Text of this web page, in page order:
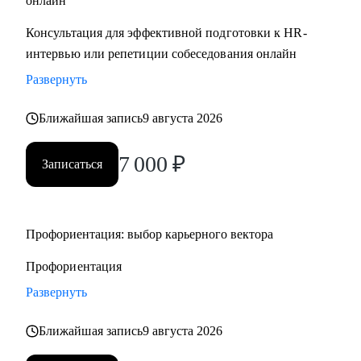
словами
• Оценю опыт, потенциал и обсудим ваш карьерный рост
под тренды 2026 г
ваш опыт
• Настроим воронку поиска для любой сферы
• Трансформируем опыт: из бизнеса в найм в и обратно, из
отрасли в отрасль, после долгого перерыва
опыт с точки зрения работодателя.
• Выход из токсичных рабочих ситуаций и отношений, или
увольнение с сохранением репутации и ресурсов.
отрасли.
• Трудоустройство 45+
Консультация для эффективной подготовки к HR-
интервью или репетиции собеседования онлайн
Развернуть
Ближайшая запись9 августа 2026
Записаться 7 000 ₽
Профориентация: выбор карьерного вектора
Профориентация
Развернуть
Ближайшая запись9 августа 2026